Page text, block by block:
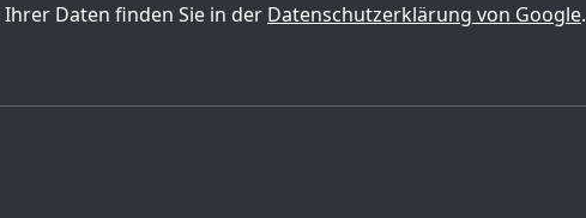
Daten finden Sie in der Datenschutzerklärung von Google.